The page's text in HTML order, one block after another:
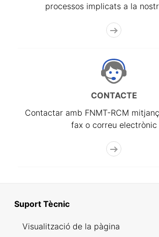
processos implicats a la
CONTACTE
Contactar amb FNMT-RCM
fax o correu electrònic
Suport Tècnic
Visualització de la pàgina